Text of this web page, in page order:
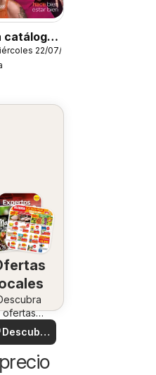
catálogo
22/07/2026
ofertas
Descubre
ofertas